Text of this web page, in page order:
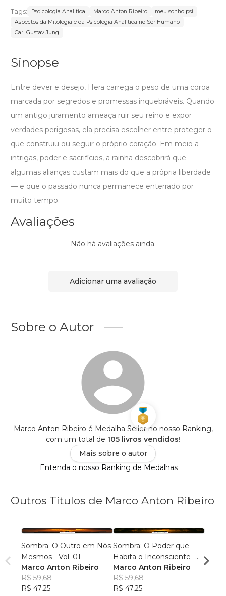
Tags: Pscicologia Analitica Marco Anton Ribeiro
meu sonho psi
Aspectos da Mitologia e da Psicologia Analítica no Ser Humano
Carl Gustav Jung
Sinopse
Entre dever e desejo, Hera carrega o peso de uma coroa
marcada por segredos e promessas inquebráveis. Quando
um antigo juramento ameaça ruir seu reino e expor
verdades perigosas, ela precisa escolher entre proteger o
que construiu ou seguir o próprio coração. Em meio a
intrigas, poder e sacrifícios, a rainha descobrirá que
algumas alianças custam mais do que a própria liberdade
— e que o passado nunca permanece enterrado por
muito tempo.
Avaliações
Não há avaliações ainda.
Adicionar uma avaliação
Sobre o Autor
Marco Anton Ribeiro é Medalha Seller no nosso Ranking,
com um total de 105 livros vendidos!
Mais sobre o autor
Entenda o nosso Ranking de Medalhas
Outros Títulos de Marco Anton Ribeiro
Sombra: O Outro em Nós
Mesmos - Vol. 01
Marco Anton Ribeiro
R$ 59,68
R$ 47,25
Sombra: O Poder que
Habita o Inconsciente -
Vol. 02
Marco Anton Ribeiro
R$ 59,68
R$ 47,25